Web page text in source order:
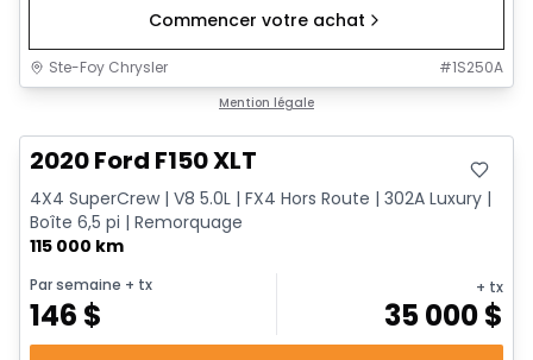
Commencer votre achat
Ste-Foy Chrysler #1S250A
Mention légale
2020 Ford F150 XLT
4X4 SuperCrew | V8 5.0L | FX4 Hors Route | 302A Luxury |
Boîte 6,5 pi | Remorquage
115 000 km
Par semaine + tx
146 $
+ tx
35 000$